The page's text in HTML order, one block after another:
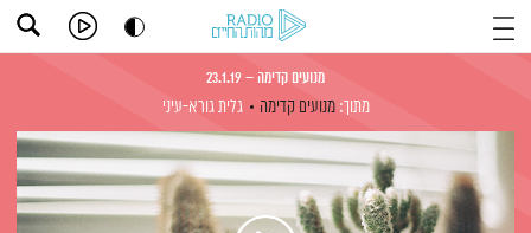
מנועים קדימה – 23.1.19
מתוך: מנועים קדימה גלית גורא-עיני